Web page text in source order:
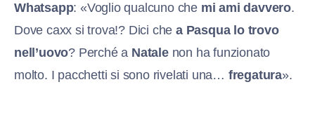
Whatsapp: «Voglio qualcuno che mi ami davvero.
Dove caxx si trova!? Dici chea Pasqua lo trovo
nell’uovo? Perché a Natalenon ha funzionato
molto. I pacchetti si sono rivelati una… fregatura».